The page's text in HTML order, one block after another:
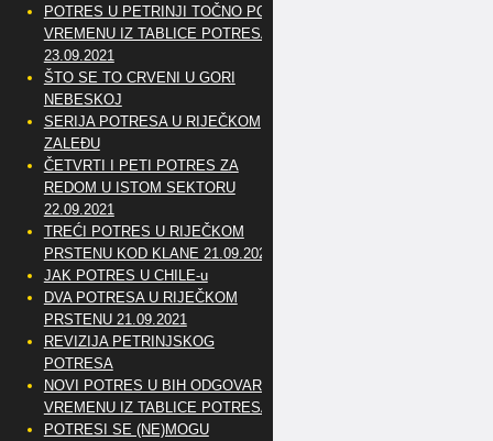
POTRES U PETRINJI TOČNO PO
VREMENU IZ TABLICE POTRESA
23.09.2021
ŠTO SE TO CRVENI U GORI
NEBESKOJ
SERIJA POTRESA U RIJEČKOM
ZALEĐU
ČETVRTI I PETI POTRES ZA
REDOM U ISTOM SEKTORU
22.09.2021
TREĆI POTRES U RIJEČKOM
PRSTENU KOD KLANE 21.09.2021
JAK POTRES U CHILE-u
DVA POTRESA U RIJEČKOM
PRSTENU 21.09.2021
REVIZIJA PETRINJSKOG
POTRESA
NOVI POTRES U BIH ODGOVARA
VREMENU IZ TABLICE POTRESA
POTRESI SE (NE)MOGU